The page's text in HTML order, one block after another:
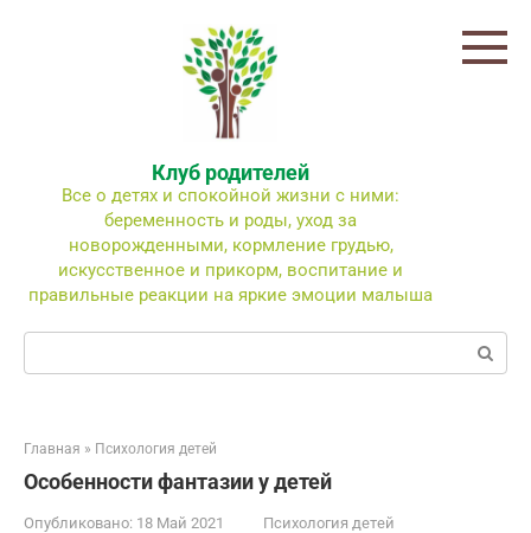
Клуб родителей
Все о детях и спокойной жизни с ними:
беременность и роды, уход за
новорожденными, кормление грудью,
искусственное и прикорм, воспитание и
правильные реакции на яркие эмоции малыша
Поиск:
Главная » Психология детей
Особенности фантазии у детей
Опубликовано: 18 Май 2021
Психология детей